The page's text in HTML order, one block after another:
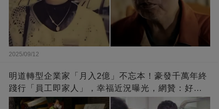
2025/09/12
明道轉型企業家「月入2億」不忘本！豪發千萬年終
踐行「員工即家人」，幸福近況曝光，網贊：好老
闆的福報